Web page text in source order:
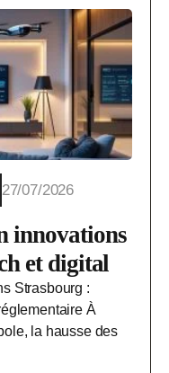
27/07/2026
innovations
et digital
Strasbourg :
À
la hausse des